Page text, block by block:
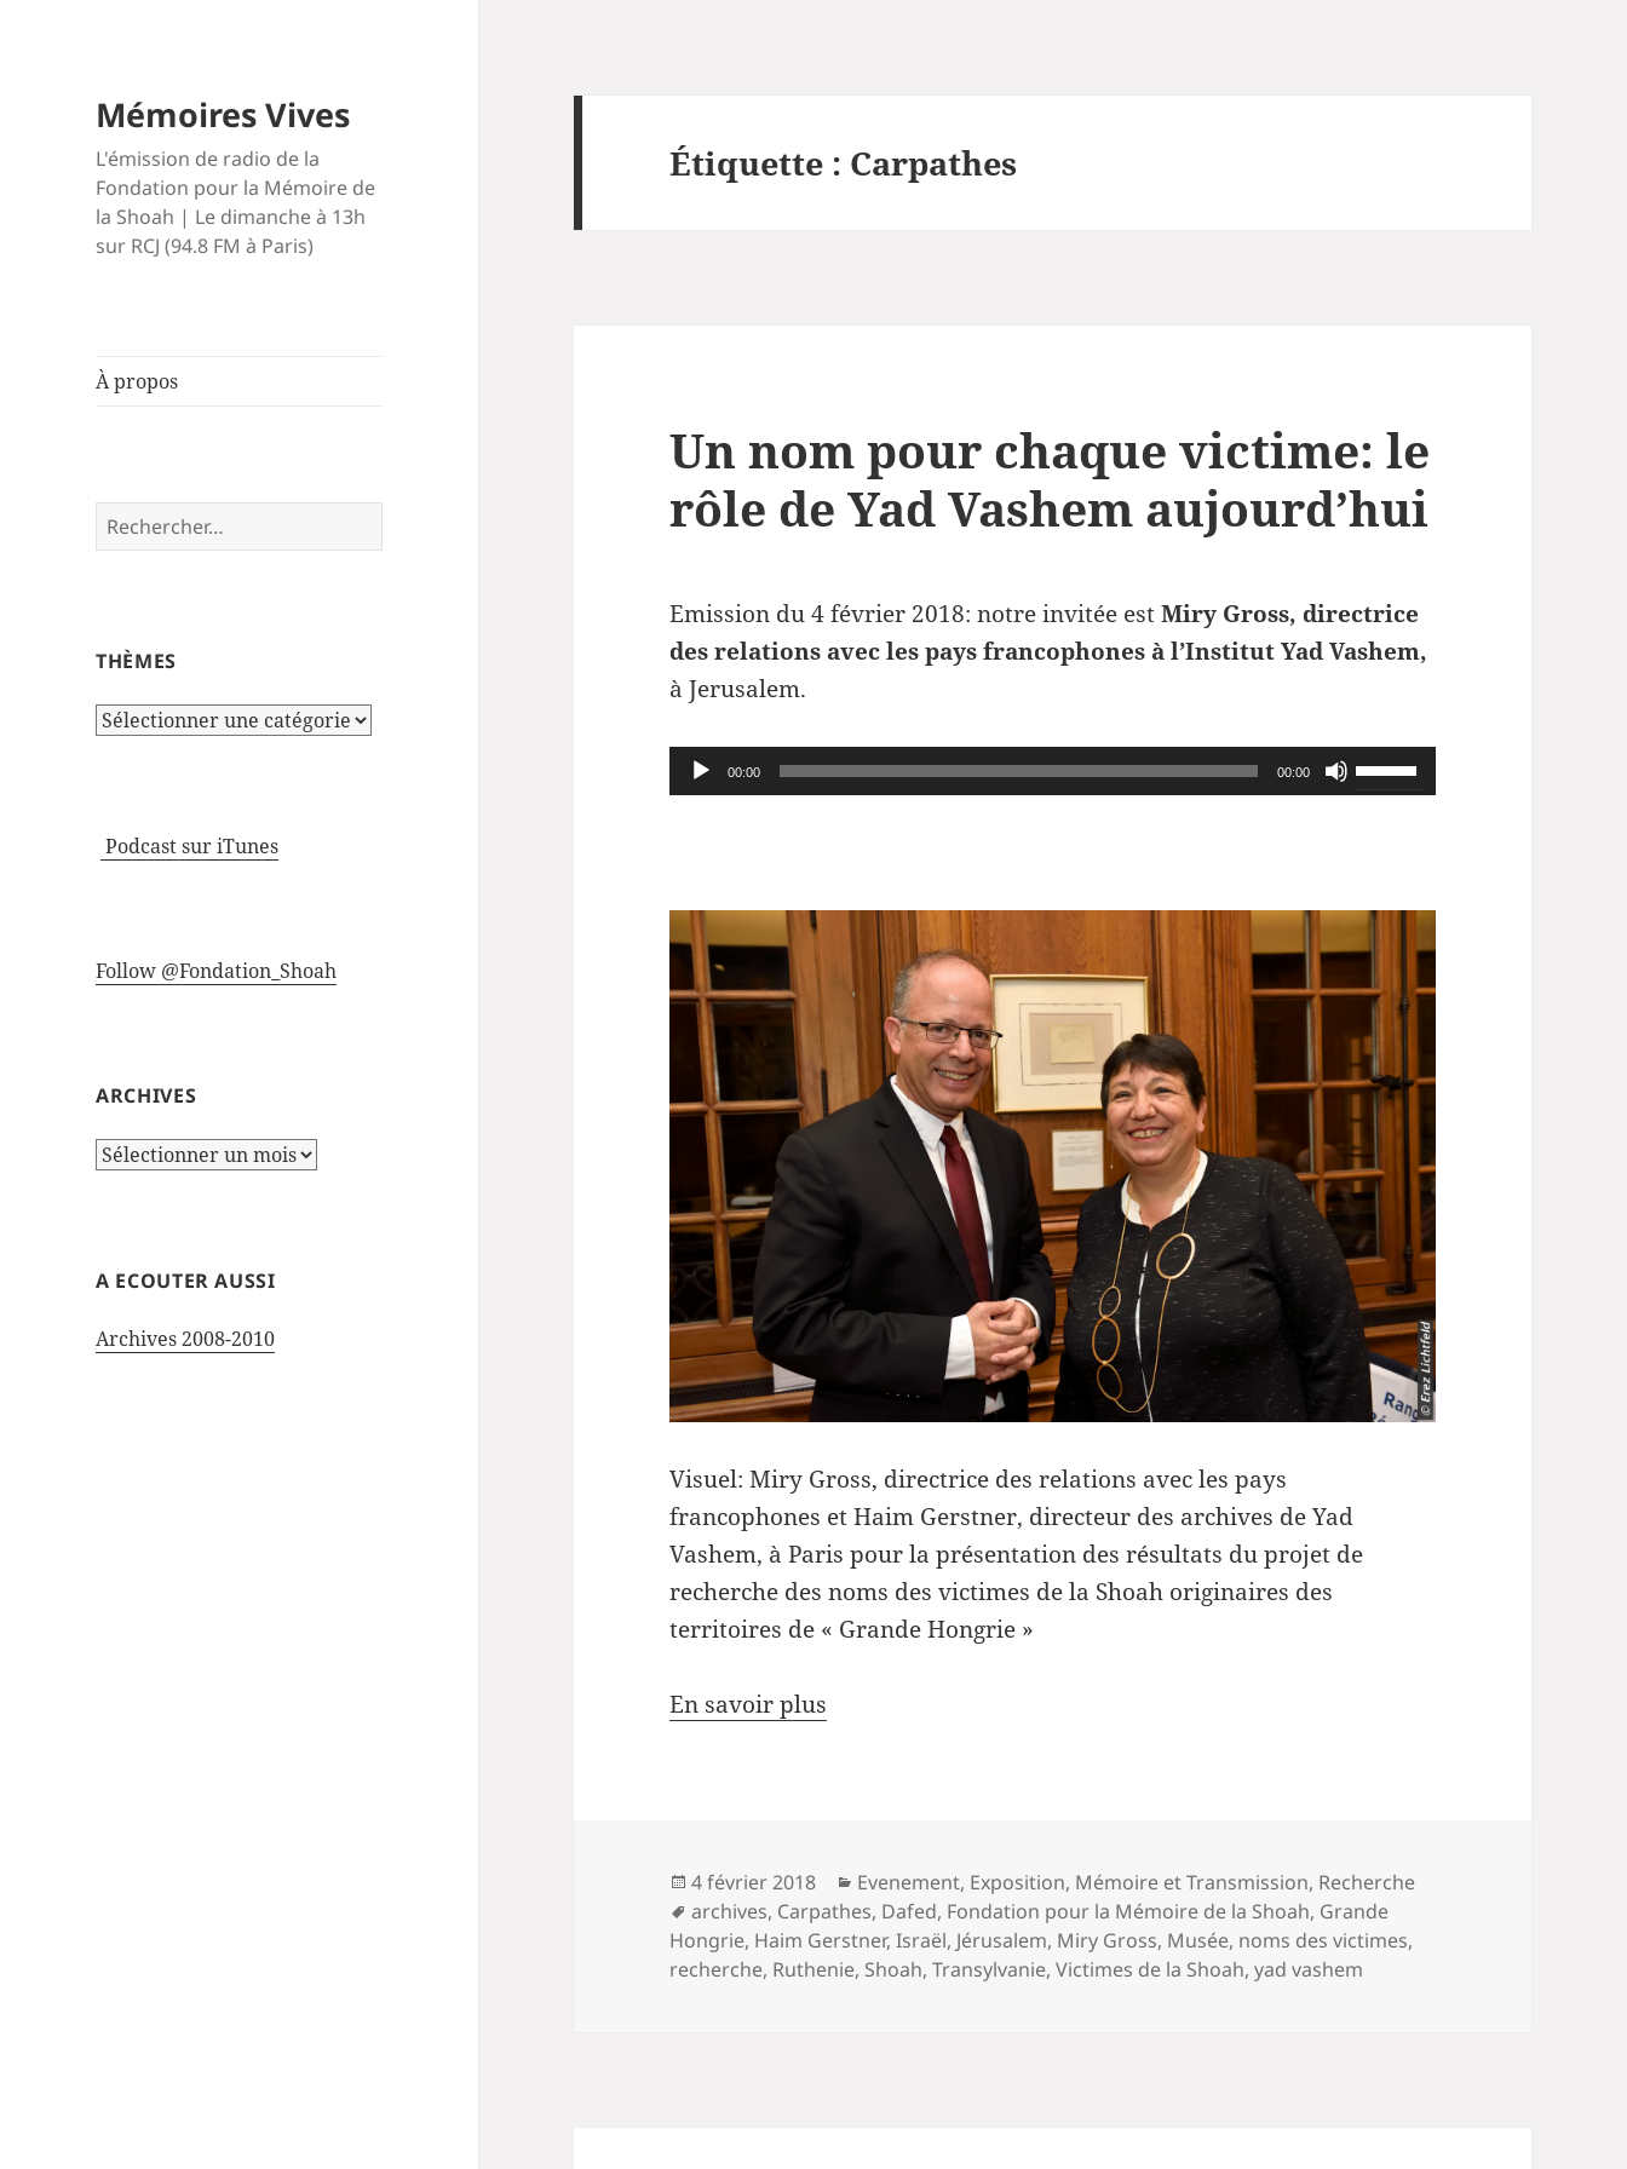
Mémoires Vives
L'émission de radio de la
Fondation pour la Mémoire de
la Shoah | Le dimanche à 13h
sur RCJ (94.8 FM à Paris)
À propos
Rechercher :
THÈMES
Thèmes
Podcast sur iTunes
Follow @Fondation_Shoah
ARCHIVES
Archives
A ECOUTER AUSSI
Archives 2008-2010
Étiquette : Carpathes
Un nom pour chaque victime: le
rôle de Yad Vashem aujourd’hui
Emission du 4 février 2018: notre invitée estMiry Gross, directrice
des relations avec les pays francophones à l’Institut Yad Vashem,
à Jerusalem.
Lecteur
audio
00:00 00:00
Utilisez
les
pour
augmenter
ou
le
volume.
Visuel: Miry Gross, directrice des relations avec les pays
francophones et Haim Gerstner, directeur des archives de Yad
Vashem, à Paris pour la présentation des résultats du projet de
recherche des noms des victimes de la Shoah originaires des
territoires de « Grande Hongrie »
En savoir plus
Publié
le
4 février 2018 Catégories
Evenement, Exposition, Mémoire et Transmission, Recherche
Mots-
clés
archives, Carpathes, Dafed, Fondation pour la Mémoire de la Shoah, Grande
Hongrie, Haim Gerstner,Israël, Jérusalem, Miry Gross, Musée, noms des victimes,
recherche, Ruthenie, Shoah,Transylvanie,Victimes de la Shoah,yad vashem